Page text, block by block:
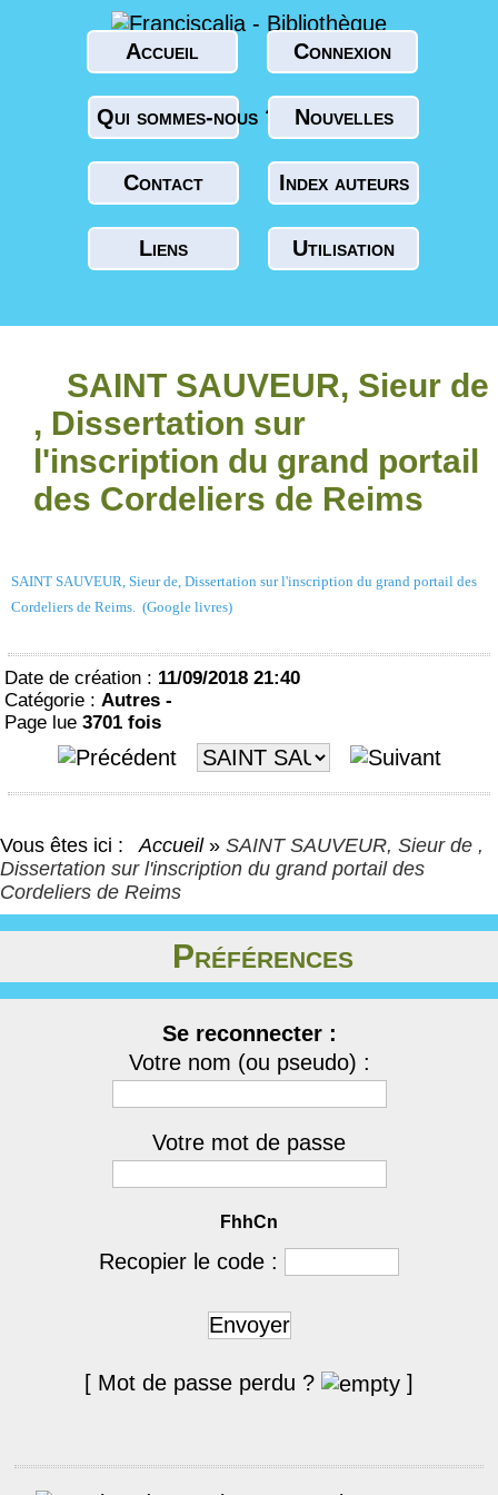
Accueil Connexion
Qui sommes-nous ? Nouvelles
Contact Index auteurs
Liens Utilisation
SAINT SAUVEUR, Sieur de
, Dissertation sur
l'inscription du grand portail
des Cordeliers de Reims
SAINT SAUVEUR, Sieur de, Dissertation sur l'inscription du grand portail des
Cordeliers de Reims. (Google livres)
Date de création : 11/09/2018 21:40
Catégorie : Autres -
Page lue 3701 fois
Vous êtes ici : Accueil » SAINT SAUVEUR, Sieur de ,
Dissertation sur l'inscription du grand portail des
Cordeliers de Reims
Préférences
Se reconnecter :
Votre nom (ou pseudo) :
Votre mot de passe
FhhCn
Recopier le code :
Envoyer
[ Mot de passe perdu ? ]